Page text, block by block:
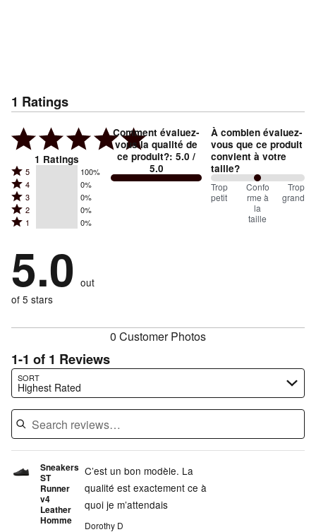
1 Ratings
1 Ratings
Rated
5
stars
by
of
reviewers
5 100%
Rated
4
stars
by
of
reviewers
4 0%
Rated
3
stars
0%
of
reviewers
3 0%
Rated
2
by
0%
of
reviewers
2 0%
Rated
stars
by
0%
of
1 0%
5.0 out
of 5 stars
Comment évaluez-
vous la qualité de
ce produit?:5.0 /
5.0
À combien évaluez-
vous que ce produit
convient à votre
taille?
100
between
taille
Trop
petit
Confo
rme à
la
taille
Trop
grand
0 Customer Photos
1-1 of 1 Reviews
SORT
Highest Rated
Search reviews…
Sneakers
ST
Runner
v4
Leather
Homme
C’est un bon modèle. La
qualité est exactement ce à
quoi je m’attendais
Dorothy D